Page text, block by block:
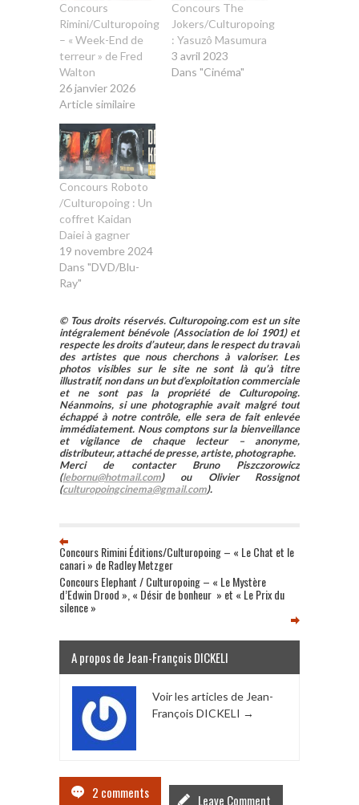
Concours
Rimini/Culturopoing
– « Week-End de
terreur » de Fred
Walton
26 janvier 2026
Article similaire
Concours The
Jokers/Culturopoing
: Yasuzô Masumura
3 avril 2023
Dans "Cinéma"
Concours Roboto
/Culturopoing : Un
coffret Kaidan
Daiei à gagner
19 novembre 2024
Dans "DVD/Blu-
Ray"
© Tous droits réservés. Culturopoing.com est un site
intégralement bénévole (Association de loi 1901) et
respecte les droits d’auteur, dans le respect du travail
des artistes que nous cherchons à valoriser. Les
photos visibles sur le site ne sont là qu’à titre
illustratif, non dans un but d’exploitation commerciale
et ne sont pas la propriété de Culturopoing.
Néanmoins, si une photographie avait malgré tout
échappé à notre contrôle, elle sera de fait enlevée
immédiatement. Nous comptons sur la bienveillance
et vigilance de chaque lecteur – anonyme,
distributeur, attaché de presse, artiste, photographe.
Merci de contacter Bruno Piszczorowicz
(lebornu@hotmail.com) ou Olivier Rossignot
(culturopoingcinema@gmail.com).
Concours Rimini Éditions/Culturopoing – « Le Chat et le
canari » de Radley Metzger
Concours Elephant / Culturopoing – « Le Mystère
d’Edwin Drood », « Désir de bonheur » et « Le Prix du
silence »
A propos de Jean-François DICKELI
Voir les articles de Jean-
François DICKELI →
2 comments Leave Comment